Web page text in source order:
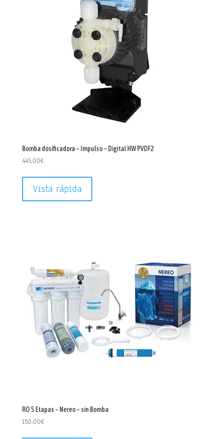
Bomba dosificadora – Impulso – Digital HW PVDF2
445,00€
Vista rápida
RO 5 Etapas – Nereo – sin Bomba
150,00€